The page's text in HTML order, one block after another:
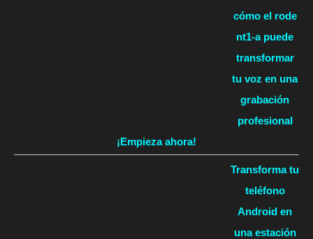
cómo el rode
nt1-a puede
transformar
tu voz en una
grabación
profesional
¡Empieza ahora!
Transforma tu
teléfono
Android en
una estación